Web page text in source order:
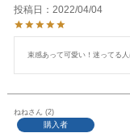
投稿日
2022/04/04
束感あって可愛い！迷ってる
ねね 2
購入者